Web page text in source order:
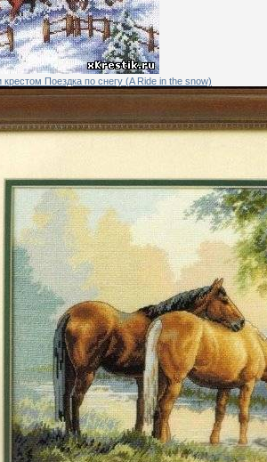
Поездка по снегу (A Ride in the snow)